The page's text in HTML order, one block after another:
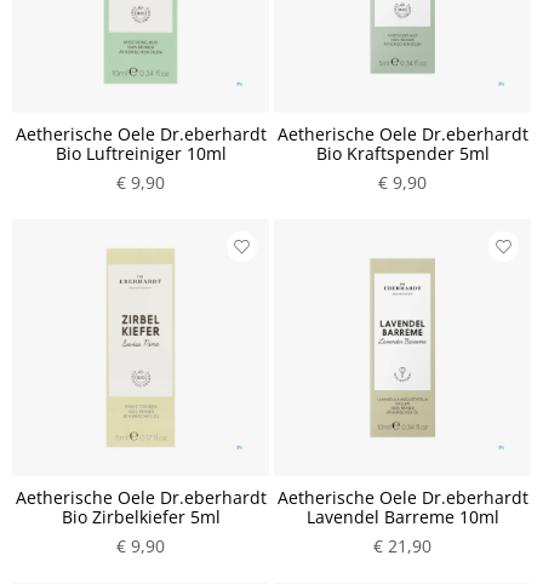
Aetherische Oele Dr.eberhardt
Bio Luftreiniger 10ml
€ 9,90
Aetherische Oele Dr.eberhardt
Bio Kraftspender 5ml
€ 9,90
Aetherische Oele Dr.eberhardt
Bio Zirbelkiefer 5ml
€ 9,90
Aetherische Oele Dr.eberhardt
Lavendel Barreme 10ml
€ 21,90